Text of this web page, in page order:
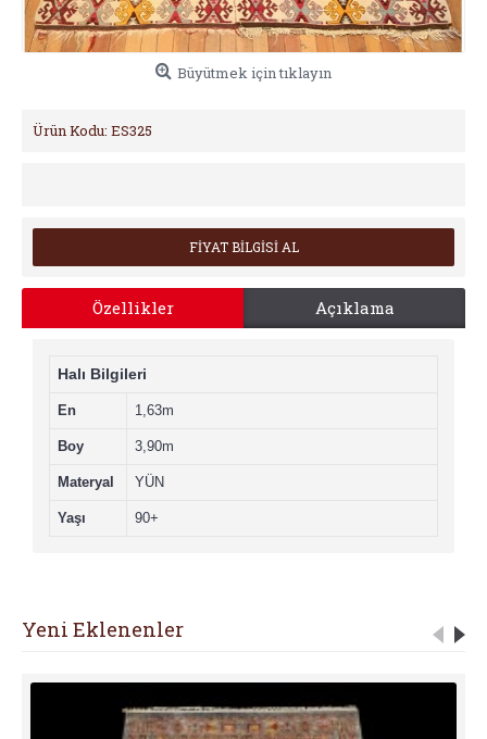
Büyütmek için tıklayın
Ürün Kodu: ES325
FİYAT BİLGİSİ AL
Özellikler Açıklama
Halı Bilgileri
En 1,63m
Boy 3,90m
Materyal YÜN
Yaşı 90+
Yeni Eklenenler